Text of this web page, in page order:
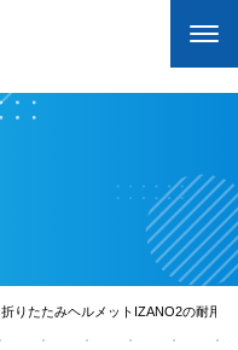
折りたたみヘルメットIZANO2の耐用